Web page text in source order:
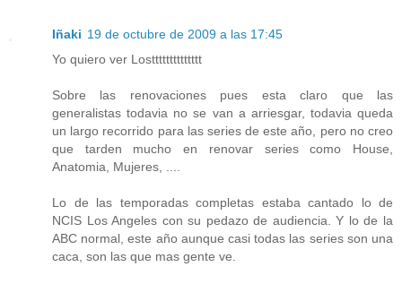
Iñaki 19 de octubre de 2009 a las 17:45
Yo quiero ver Lostttttttttttttt
Sobre las renovaciones pues esta claro que las
generalistas todavia no se van a arriesgar, todavia queda
un largo recorrido para las series de este año, pero no creo
que tarden mucho en renovar series como House,
Anatomia, Mujeres, ....
Lo de las temporadas completas estaba cantado lo de
NCIS Los Angeles con su pedazo de audiencia. Y lo de la
ABC normal, este año aunque casi todas las series son una
caca, son las que mas gente ve.